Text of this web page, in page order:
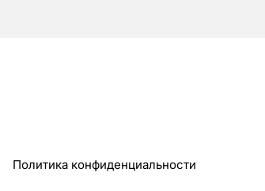
Политика конфиденциальности